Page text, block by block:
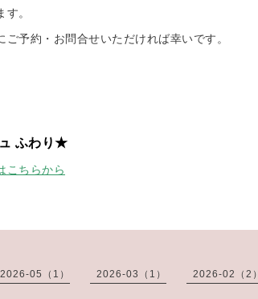
。
ご予約・お問合せいただければ幸いです。
ふわり★
こちらから
2026-05（1） 2026-03（1） 2026-02（2）